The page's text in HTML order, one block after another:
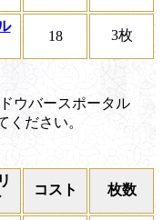
18 3枚
ウバースポータル
ください。
コスト 枚数